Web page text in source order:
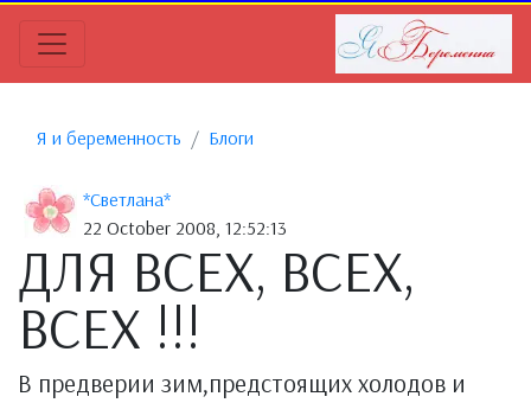
Я и беременность Блоги
*Светлана*
22 October 2008, 12:52:13
ДЛЯ ВСЕХ, ВСЕХ,
ВСЕХ !!!
В предверии зим,предстоящих холодов и